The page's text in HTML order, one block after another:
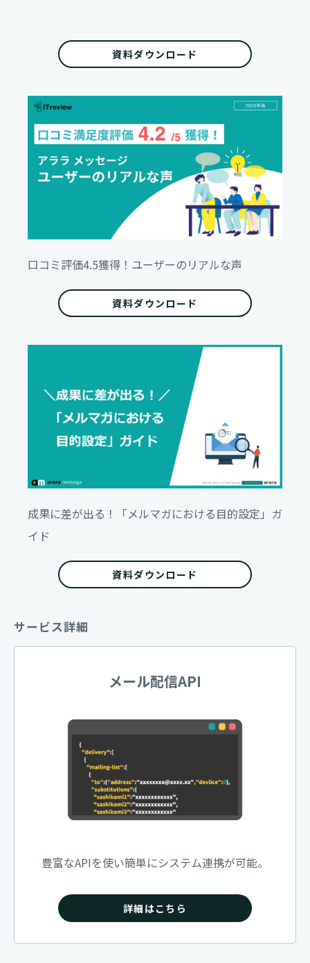
資料ダウンロード
口コミ評価4.5獲得！ ユーザーのリアルな声
資料ダウンロード
成果に差が出る！「メルマガにおける目的設定」ガ
イド
資料ダウンロード
サービス詳細
メール配信API
豊富なAPIを使い簡単にシステム連携が可能。
詳細はこちら